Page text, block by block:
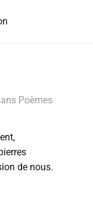
Poèmes
de nous.